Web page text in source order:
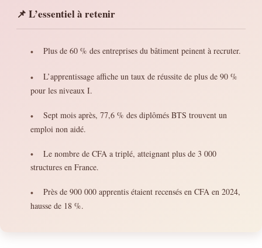
📌 L’essentiel à retenir
• Plus de 60 % des entreprises du bâtiment peinent à recruter.
•
L’apprentissage affiche un taux de réussite de plus de 90 %
pour les niveaux I.
•
Sept mois après, 77,6 % des diplômés BTS trouvent un
emploi non aidé.
•
Le nombre de CFA a triplé, atteignant plus de 3 000
structures en France.
•
Près de 900 000 apprentis étaient recensés en CFA en 2024,
hausse de 18 %.